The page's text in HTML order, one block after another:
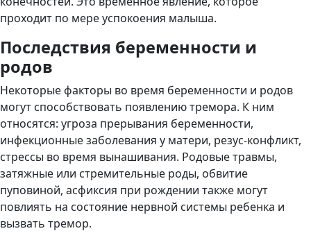
проходит по мере успокоения малыша.
Последствия беременности и
родов
Некоторые факторы во время беременности и родов
могут способствовать появлению тремора. К ним
относятся: угроза прерывания беременности,
инфекционные заболевания у матери, резус-конфликт,
стрессы во время вынашивания. Родовые травмы,
затяжные или стремительные роды, обвитие
пуповиной, асфиксия при рождении также могут
повлиять на состояние нервной системы ребенка и
вызвать тремор.